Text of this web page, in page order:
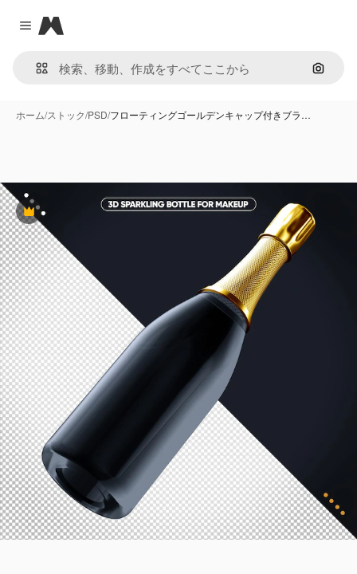
Close menu
Magnific
画像で
ホーム/ストック/PSD/フローティングゴールデンキャップ付きブラ…
Premium